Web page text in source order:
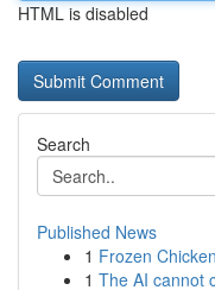
HTML is disabled
Search
Published News
1 Frozen
1 The AI cannot